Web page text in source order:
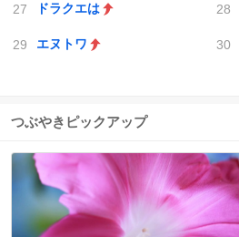
ドラクエは
エヌトワ
つぶやきピックアップ